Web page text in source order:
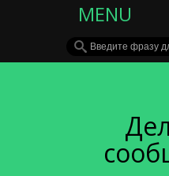
MENU